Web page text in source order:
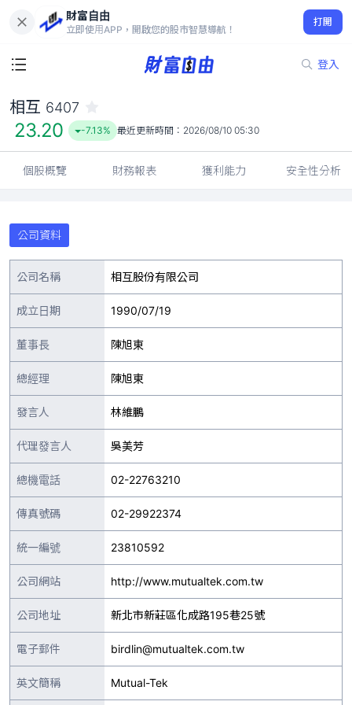
財富自由
立即使用APP，開啟您的股市智慧導航！
打開
登入
23.20
-7.13%
相互 6407
23.20 -7.13% 最近更新時間： 2026/08/10 05:30
個股概覽 財務報表 獲利能力 安全性分析
公司資料
公司名稱 相互股份有限公司
成立日期 1990/07/19
董事長 陳旭東
總經理 陳旭東
發言人 林維鵬
代理發言人 吳美芳
總機電話 02-22763210
傳真號碼 02-29922374
統一編號 23810592
公司網站 http://www.mutualtek.com.tw
公司地址 新北市新莊區化成路195巷25號
電子郵件 birdlin@mutualtek.com.tw
英文簡稱 Mutual-Tek